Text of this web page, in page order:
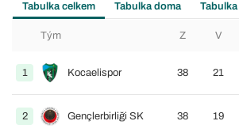
Tabulka celkem Tabulka doma
Tým Z V
1 Kocaelispor 38 21
2 Gençlerbirliği SK 38 19